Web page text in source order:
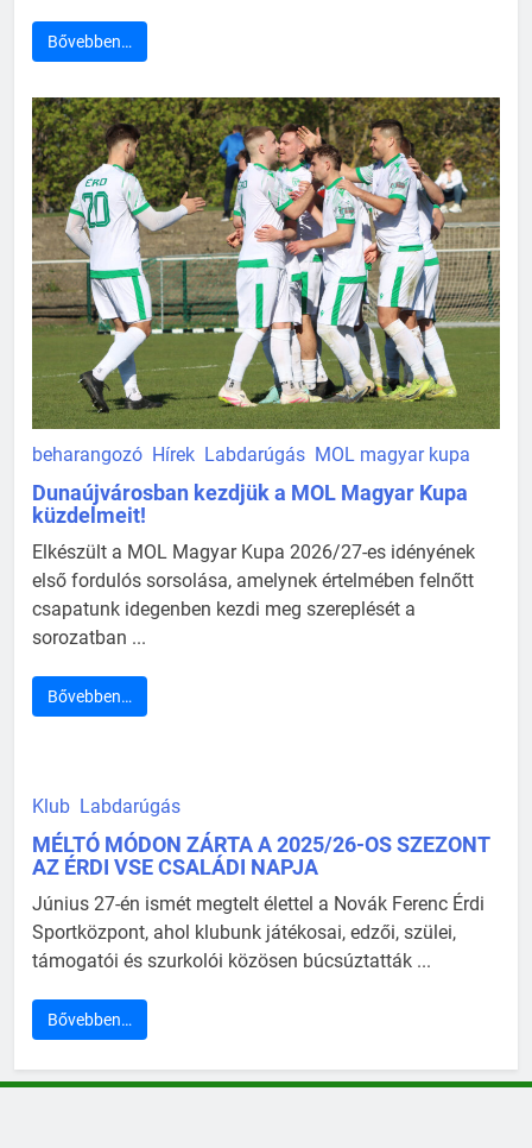
Bővebben…
beharangozó Hírek Labdarúgás MOL magyar kupa
Dunaújvárosban kezdjük a MOL Magyar Kupa
küzdelmeit!
Elkészült a MOL Magyar Kupa 2026/27-es idényének
első fordulós sorsolása, amelynek értelmében felnőtt
csapatunk idegenben kezdi meg szereplését a
sorozatban ...
Bővebben…
Klub Labdarúgás
MÉLTÓ MÓDON ZÁRTA A 2025/26-OS SZEZONT
AZ ÉRDI VSE CSALÁDI NAPJA
Június 27-én ismét megtelt élettel a Novák Ferenc Érdi
Sportközpont, ahol klubunk játékosai, edzői, szülei,
támogatói és szurkolói közösen búcsúztatták ...
Bővebben…